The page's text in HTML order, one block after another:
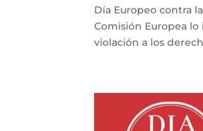
Día Europeo contra
Comisión Europea
violación a los